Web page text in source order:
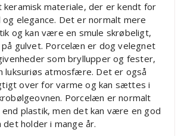
materiale, der er kendt for
og elegance. Det er normalt mere
og kan være en smule skrøbeligt,
gulvet. Porcelæn er dog velegnet
som bryllupper og fester,
luksuriøs atmosfære. Det er også
over for varme og kan sættes i
Porcelæn er normalt
plastik, men det kan være en god
holder i mange år.